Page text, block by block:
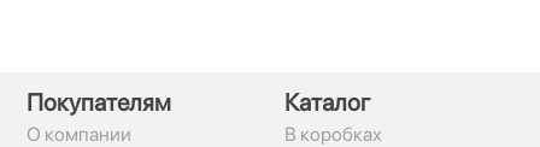
Покупателям
О компании
Каталог
В коробках